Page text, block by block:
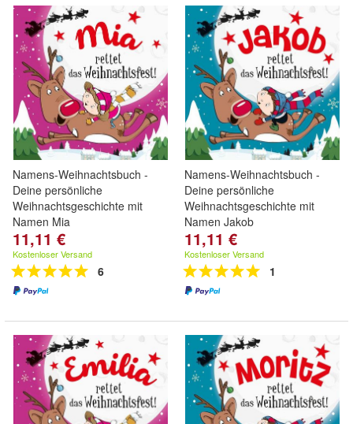
Namens-Weihnachtsbuch -
Deine persönliche
Weihnachtsgeschichte mit
Namen Mia
11,11 €
Kostenloser Versand
6
Namens-Weihnachtsbuch -
Deine persönliche
Weihnachtsgeschichte mit
Namen Jakob
11,11 €
Kostenloser Versand
1